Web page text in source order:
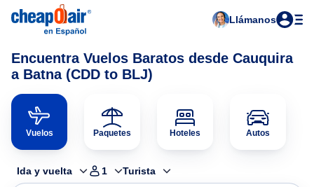
Llámanos
Encuentra Vuelos Baratos desde Cauquira
a Batna (CDD to BLJ)
Vuelos Paquetes Hoteles Autos
Ida y vuelta 1 Turista